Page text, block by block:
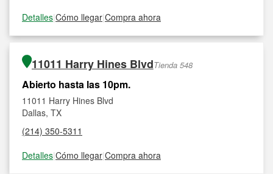
Detalles|Cómo llegar|Compra ahora
11011 Harry Hines BlvdTienda 548
Abierto hasta las 10pm.
11011 Harry Hines Blvd
Dallas, TX
(214) 350-5311
Detalles|Cómo llegar|Compra ahora